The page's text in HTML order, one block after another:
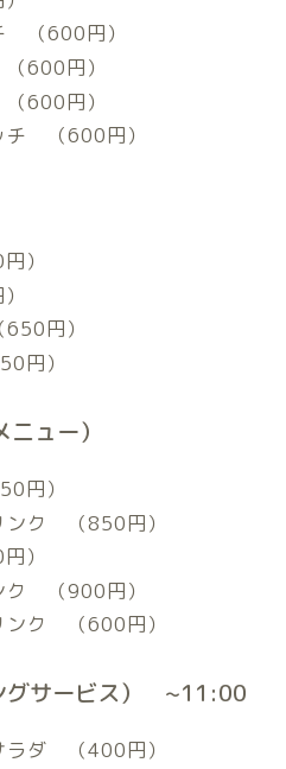
（600円）
600円）
600円）
チ （600円）
）
円）
円）
ュー）
円）
ンク （850円）
）
ク （900円）
ンク （600円）
グサービス） ~11:00
ラダ （400円）